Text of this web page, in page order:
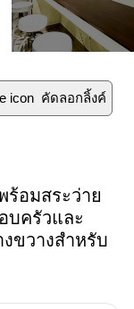
คัดลอกลิ้งค์
ร้อมสระว่าย
บครัวและ
ขวางสำหรับ